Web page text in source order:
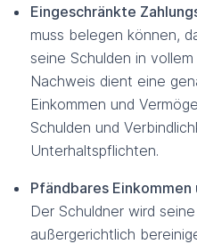
Eingeschränkte
muss belegen können,
seine Schulden in
Nachweis dient eine
Einkommen und
Schulden und
Unterhaltspflichten.
Pfändbares
Der Schuldner wird
außergerichtlich